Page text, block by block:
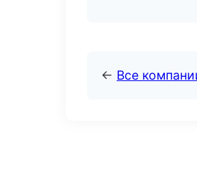
← Все